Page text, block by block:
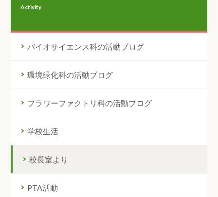
Activity
バイオサイエンス科の活動ブログ
環境緑化科の活動ブログ
フラワーファクトリ科の活動ブログ
学校生活
校長室より
PTA活動